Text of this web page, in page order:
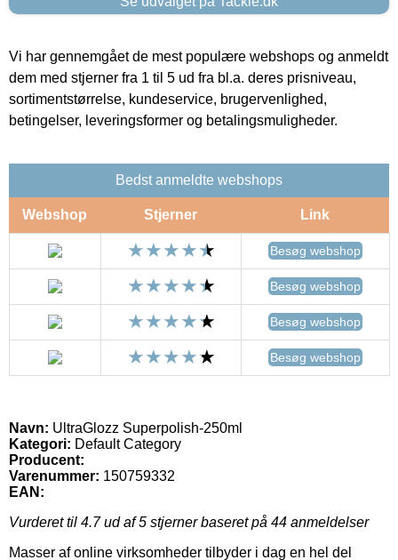
Vi har gennemgået de mest populære webshops og anmeldt
dem med stjerner fra 1 til 5 ud fra bl.a. deres prisniveau,
sortimentstørrelse, kundeservice, brugervenlighed,
betingelser, leveringsformer og betalingsmuligheder.
Bedst anmeldte webshops
Webshop Stjerner Link
Besøg webshop
Besøg webshop
Besøg webshop
Besøg webshop
Navn: UltraGlozz Superpolish-250ml
Kategori: Default Category
Producent:
Varenummer: 150759332
EAN:
Vurderet til 4.7ud af 5 stjerner baseret på 44 anmeldelser
Masser af online virksomheder tilbyder i dag en hel del